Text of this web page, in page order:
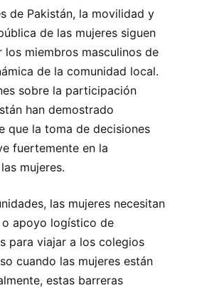
de Pakistán, la movilidad y
de las mujeres siguen
los miembros masculinos de
de la comunidad local.
sobre la participación
han demostrado
que la toma de decisiones
fuertemente en la
mujeres.
las mujeres necesitan
apoyo logístico de
para viajar a los colegios
cuando las mujeres están
estas barreras